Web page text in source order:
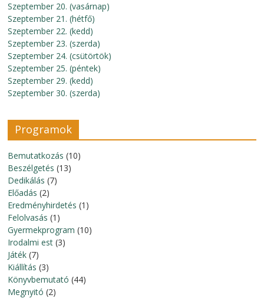
Szeptember 20. (vasárnap)
Szeptember 21. (hétfő)
Szeptember 22. (kedd)
Szeptember 23. (szerda)
Szeptember 24. (csütörtök)
Szeptember 25. (péntek)
Szeptember 29. (kedd)
Szeptember 30. (szerda)
Programok
Bemutatkozás (10)
Beszélgetés (13)
Dedikálás (7)
Előadás (2)
Eredményhirdetés (1)
Felolvasás (1)
Gyermekprogram (10)
Irodalmi est (3)
Játék (7)
Kiállítás (3)
Könyvbemutató (44)
Megnyitó (2)